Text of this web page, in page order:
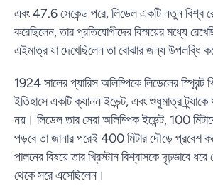
এবং 47.6 সেকেন্ড পরে, লিডেল একটি নতুন বিশ্ব
করেছিলেন, তার প্রতিযোগীদের বিস্ময়ের মধ্যে
এইমাত্র যা দেখেছিলেন তা বোঝার জন্য উপলব্ধি
1924 সালের প্যারিস অলিম্পিকে লিডেলের স্প্রিন্ট
ইতিহাসে একটি ক্যানন ইভেন্ট, এবং শুধুমাত্র
নয়। লিডেল তার সেরা অলিম্পিক ইভেন্ট, 100
পড়বে তা জানার পরেই 400 মিটার দৌড়ে প্রবেশ
পালনের বিষয়ে তার খ্রিস্টান বিশ্বাসকে দৃঢ়ভাবে ধরে
থেকে সরে এসেছিলেন।